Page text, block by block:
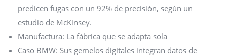
predicen fugas con un 92% de precisión, según un
estudio de McKinsey.
Manufactura: La fábrica que se adapta sola
Caso BMW: Sus gemelos digitales integran datos de